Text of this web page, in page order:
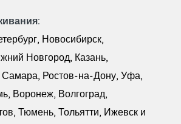
Новосибирск,
Новгород, Казань,
Самара, Ростов-на-Дону, Уфа,
Воронеж, Волгоград,
Тюмень, Тольятти, Ижевск и